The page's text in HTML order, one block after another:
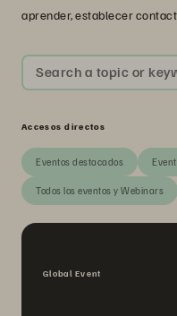
aprender, establecer
Search a topic or
Accesos directos
Eventos destacados
Todos los eventos y Webinars
Global Event